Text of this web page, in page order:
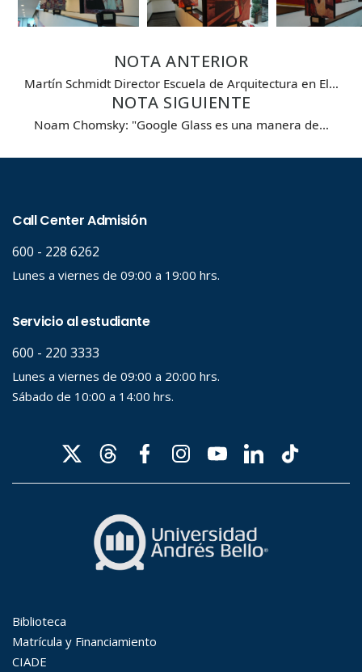
NOTA ANTERIOR
Martín Schmidt Director Escuela de Arquitectura en El…
NOTA SIGUIENTE
Noam Chomsky: "Google Glass es una manera de…